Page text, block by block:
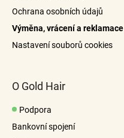
Ochrana osobních údajů
Výměna, vrácení a reklamace
Nastavení souborů cookies
O Gold Hair
Podpora
Bankovní spojení